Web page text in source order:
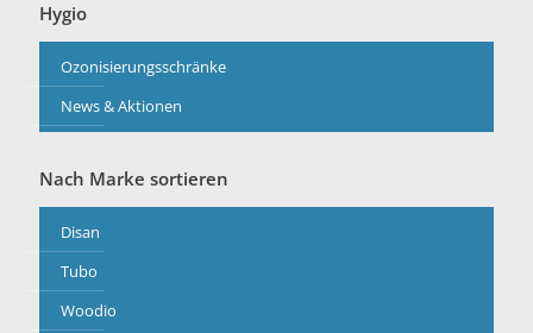
Hygio
Ozonisierungsschränke
News & Aktionen
Nach Marke sortieren
Disan
Tubo
Woodio